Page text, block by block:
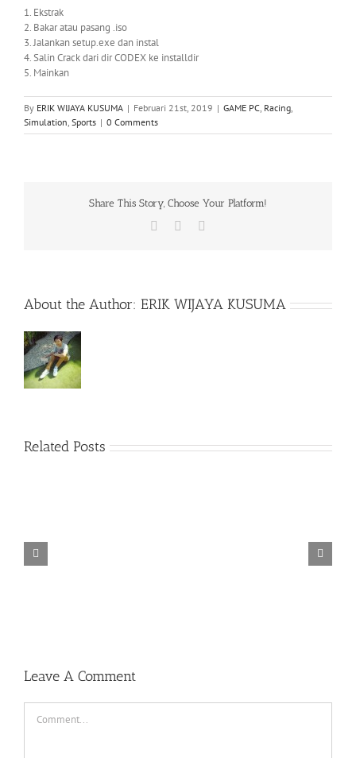
1. Ekstrak
2. Bakar atau pasang .iso
3. Jalankan setup.exe dan instal
4. Salin Crack dari dir CODEX ke installdir
5. Mainkan
By ERIK WIJAYA KUSUMA | Februari 21st, 2019 | GAME PC, Racing,
Simulation, Sports | 0 Comments
Share This Story, Choose Your Platform!
Facebook
About the Author: ERIK WIJAYA KUSUMA
Related Posts
Leave A Comment